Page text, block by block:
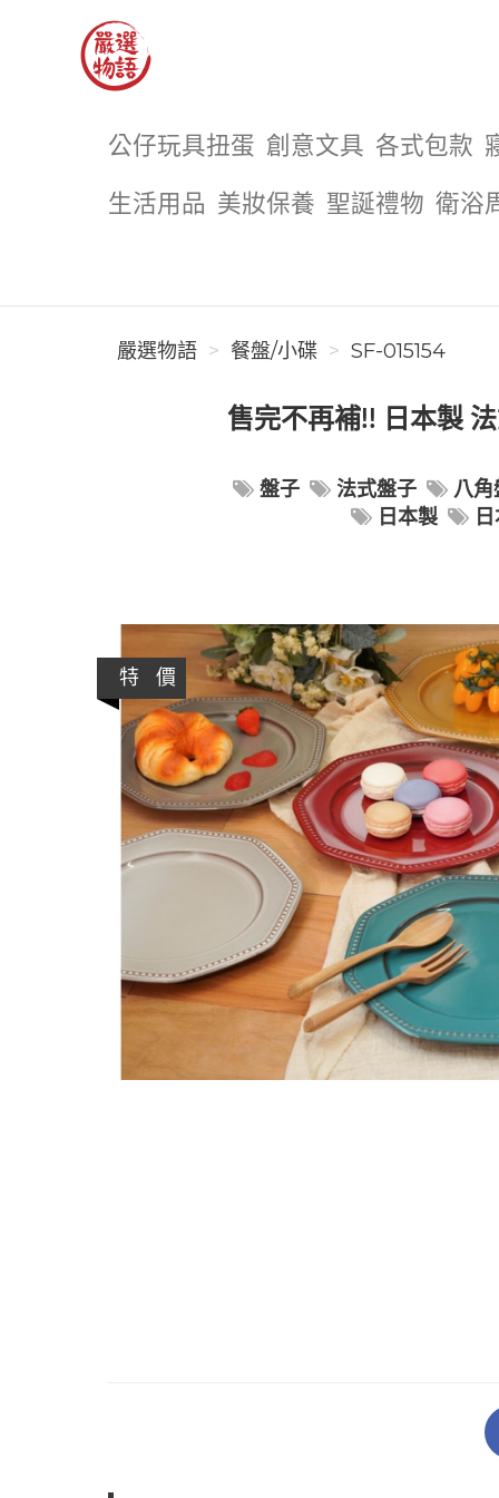
公仔玩具扭蛋 創意文具 各式包款
生活用品 美妝保養 聖誕禮物 衛浴
嚴選物語 餐盤/小碟 SF-015154
售完不再補!! 日本製
盤子 法式盤子
八角
日本製
特 價